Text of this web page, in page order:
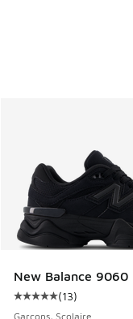
New Balance 9060
Cote moyenne du
(13)
Garçons, Scolaire